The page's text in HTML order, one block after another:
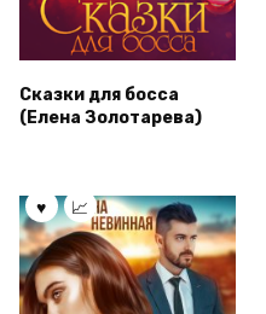
Сказки для босса
(Елена Золотарева)